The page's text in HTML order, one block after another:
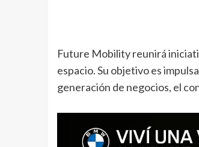
Future Mobility reunirá
espacio. Su objetivo es
generación de negocios, el